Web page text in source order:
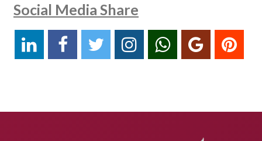
Social Media Share